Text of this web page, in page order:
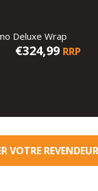
Deluxe Wrap
€324,99 RRP
VOTRE